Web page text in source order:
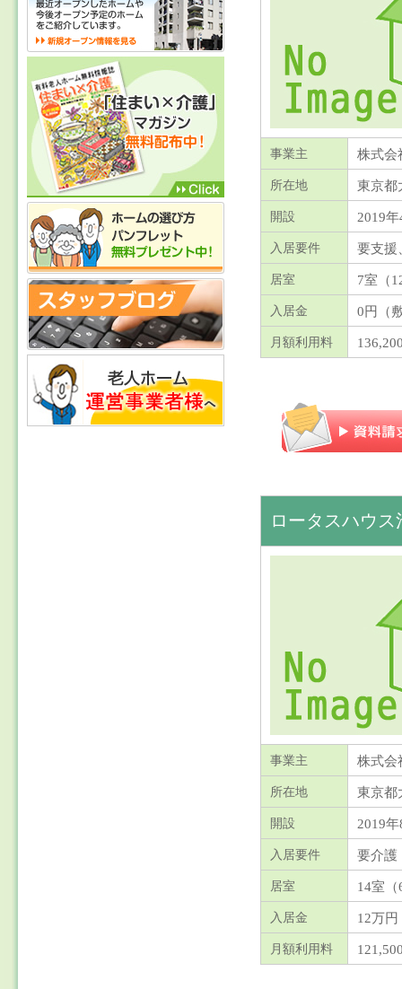
事業主 株式会
所在地 東京都
開設 2019
入居要件 要支援
居室 7室（
入居金 0円（
月額利用料
ロータスハウス
事業主 株式会
所在地 東京都
開設 2019
入居要件 要介護
居室 14室
入居金 12万円
月額利用料